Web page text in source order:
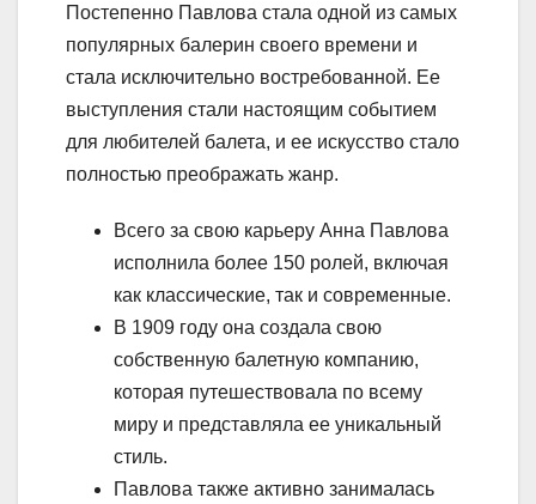
Постепенно Павлова стала одной из самых
популярных балерин своего времени и
стала исключительно востребованной. Ее
выступления стали настоящим событием
для любителей балета, и ее искусство стало
полностью преображать жанр.
Всего за свою карьеру Анна Павлова
исполнила более 150 ролей, включая
как классические, так и современные.
В 1909 году она создала свою
собственную балетную компанию,
которая путешествовала по всему
миру и представляла ее уникальный
стиль.
Павлова также активно занималась